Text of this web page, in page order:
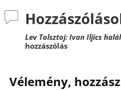
Lev Tolsztoj: Ivan Iljics
hozzászólás
Vélemény,